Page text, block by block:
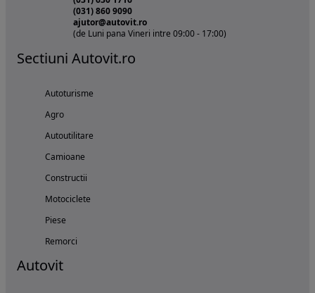
(031) 860 9090
ajutor@autovit.ro
(de Luni pana Vineri intre 09:00 - 17:00)
Sectiuni Autovit.ro
Autoturisme
Agro
Autoutilitare
Camioane
Constructii
Motociclete
Piese
Remorci
Autovit